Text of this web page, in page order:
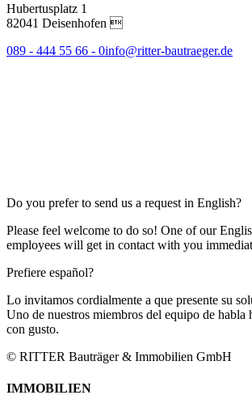
Hubertusplatz 1
82041 Deisenhofen 
089 - 444 55 66 - 0info@ritter-bautraeger.de
Do you prefer to send us a request in English?
Please feel welcome to do so! One of our
employees will get in contact with you
Prefiere español?
Lo invitamos cordialmente a que presente su
Uno de nuestros miembros del equipo de habla
con gusto.
© RITTER Bauträger & Immobilien GmbH
IMMOBILIEN